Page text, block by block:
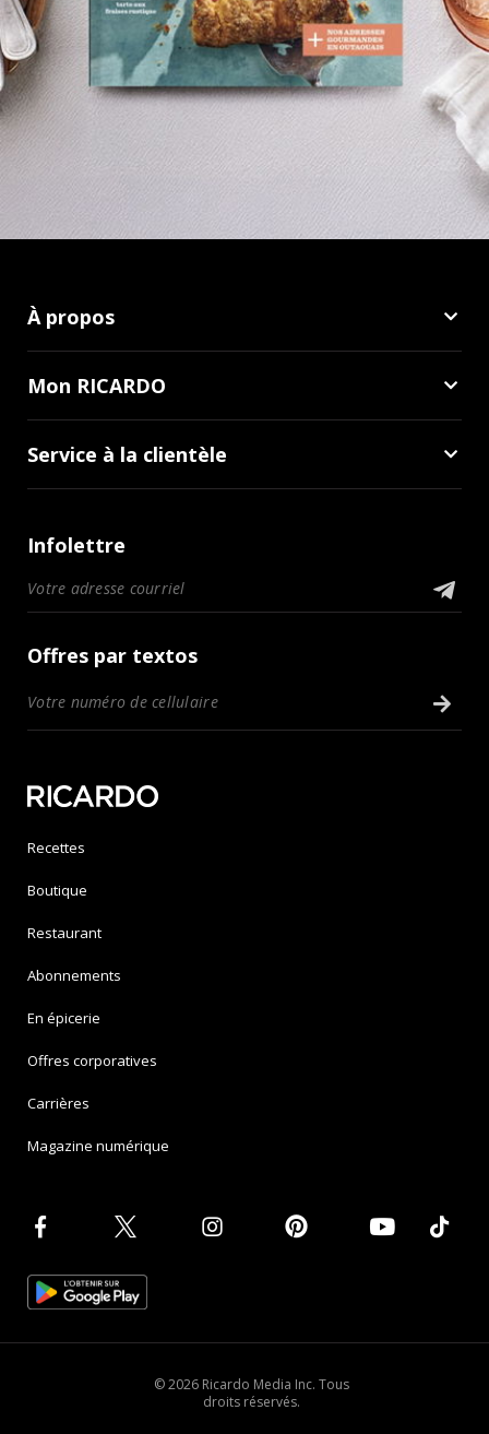
À propos
Mon RICARDO
Service à la clientèle
Infolettre
Offres par textos
Recettes
Boutique
Restaurant
Abonnements
En épicerie
Offres corporatives
Carrières
Magazine numérique
© 2026 Ricardo Media Inc. Tous
droits réservés.